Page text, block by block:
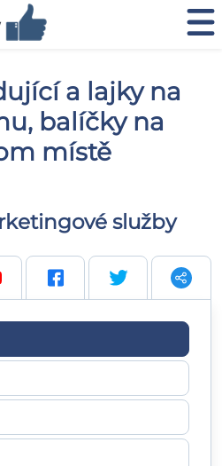
a lajky na
balíčky na
místě
služby